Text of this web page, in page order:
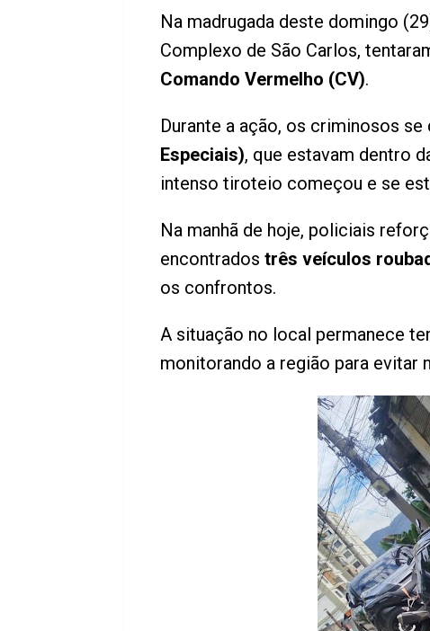
Na madrugada deste domingo
Complexo de São Carlos,
Comando Vermelho (CV).
Durante a ação, os criminosos
Especiais), que estavam dentro
intenso tiroteio começou e se
Na manhã de hoje, policiais
encontrados três veículos
os confrontos.
A situação no local permanece
monitorando a região para evitar